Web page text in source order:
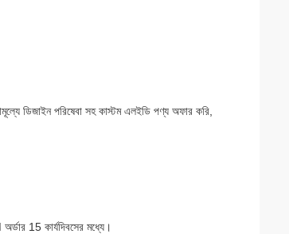
ডিজাইন পরিষেবা সহ কাস্টম এলইডি পণ্য অফার করি,
15 কার্যদিবসের মধ্যে।